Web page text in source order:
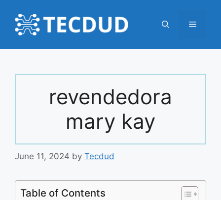
content
Menu
revendedora
mary kay
June 11, 2024 by Tecdud
Table of Contents